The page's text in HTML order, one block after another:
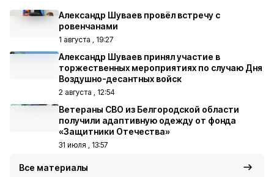
Александр Шуваев провёл встречу с
ровенчанами
1 августа , 19:27
Александр Шуваев принял участие в
торжественных мероприятиях по случаю Дня
Воздушно-десантных войск
2 августа , 12:54
Ветераны СВО из Белгородской области
получили адаптивную одежду от фонда
«Защитники Отечества»
31 июля , 13:57
Все материалы